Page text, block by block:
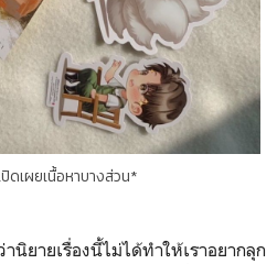
ดเผยเนื้อหาบางส่วน*
ยเรื่องนี้ไม่ได้ทำให้เราอยากลุก